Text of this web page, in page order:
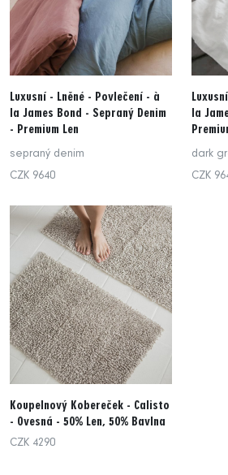
Luxusní - Lněné - Povlečení - à
la James Bond - Sepraný Denim
- Premium Len
sepraný denim
CZK 9640
la
dark
CZK
Koupelnový Kobereček - Calisto
- Ovesná - 50% Len, 50% Bavlna
CZK 4290